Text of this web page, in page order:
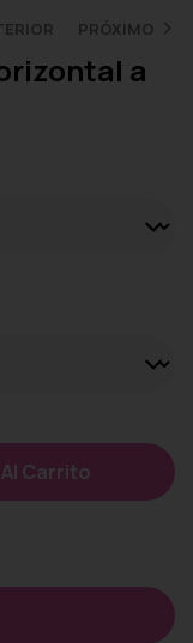
PRÓXIMO
a
Carrito